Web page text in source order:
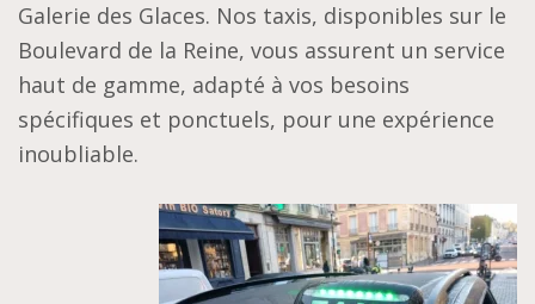
Galerie des Glaces. Nos taxis, disponibles sur le
Boulevard de la Reine, vous assurent un service
haut de gamme, adapté à vos besoins
spécifiques et ponctuels, pour une expérience
inoubliable.